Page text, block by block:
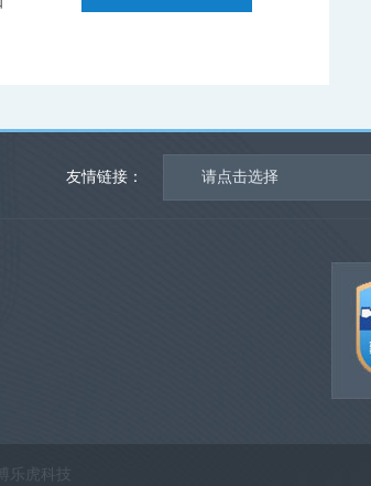
友情链接：
博乐虎科技